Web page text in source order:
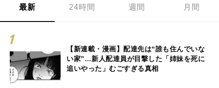
最新 24時間 週間 月間
【新連載・漫画】配達先は“誰も住んでいな
い家”…新人配達員が目撃した「姉妹を死に
追いやった」むごすぎる真相